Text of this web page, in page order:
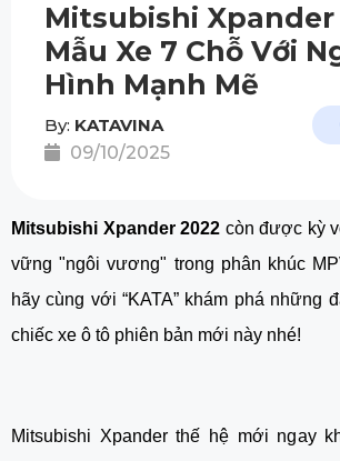
Mitsubishi Xpander
Mẫu Xe 7 Chỗ Với
Hình Mạnh Mẽ
By: KATAVINA
09/10/2025
Mitsubishi Xpander 2022 còn được kỳ
vững "ngôi vương" trong phân khúc
hãy cùng với “KATA” khám phá những
chiếc xe ô tô phiên bản mới này nhé!
Mitsubishi Xpander thế hệ mới ngay